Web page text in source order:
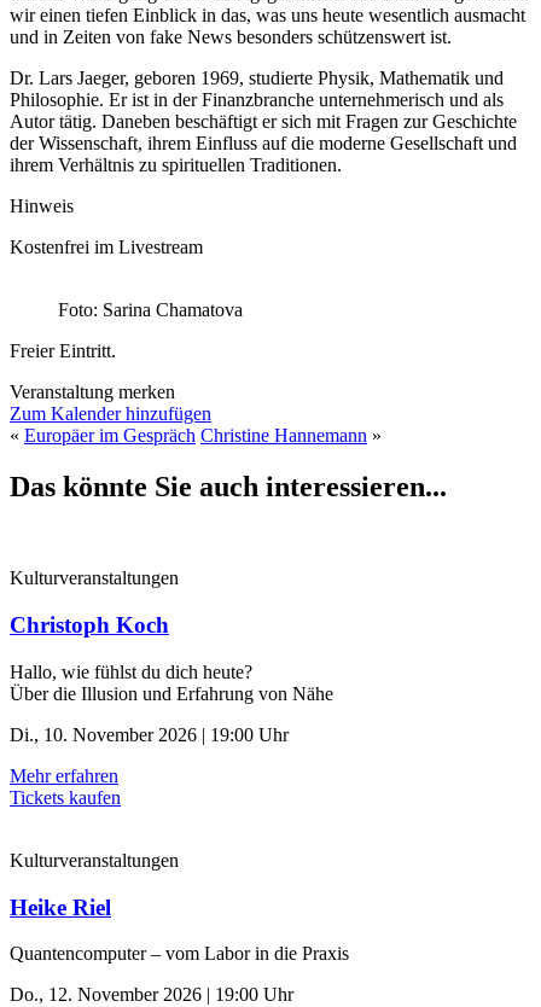
wir einen tiefen Einblick in das, was uns heute wesentlich ausmacht
und in Zeiten von fake News besonders schützenswert ist.
Dr. Lars Jaeger, geboren 1969, studierte Physik, Mathematik und
Philosophie. Er ist in der Finanzbranche unternehmerisch und als
Autor tätig. Daneben beschäftigt er sich mit Fragen zur Geschichte
der Wissenschaft, ihrem Einfluss auf die moderne Gesellschaft und
ihrem Verhältnis zu spirituellen Traditionen.
Hinweis
Kostenfrei im Livestream
Foto: Sarina Chamatova
Freier Eintritt.
Veranstaltung merken
Zum Kalender hinzufügen
« Europäer im Gespräch Christine Hannemann »
Das könnte Sie auch interessieren...
Kulturveranstaltungen
Christoph Koch
Hallo, wie fühlst du dich heute?
Über die Illusion und Erfahrung von Nähe
Di., 10. November 2026 | 19:00 Uhr
Mehr erfahren
Tickets kaufen
Kulturveranstaltungen
Heike Riel
Quantencomputer – vom Labor in die Praxis
Do., 12. November 2026 | 19:00 Uhr